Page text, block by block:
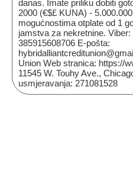
danas. Imate priliku dobiti
2000 (€$£ KUNA) -
mogućnostima otplate od 1
jamstva za nekretnine.
385915608706 E-pošta:
Union Web stranica: https://
11545 W. Touhy Ave.,
usmjeravanja: 271081528